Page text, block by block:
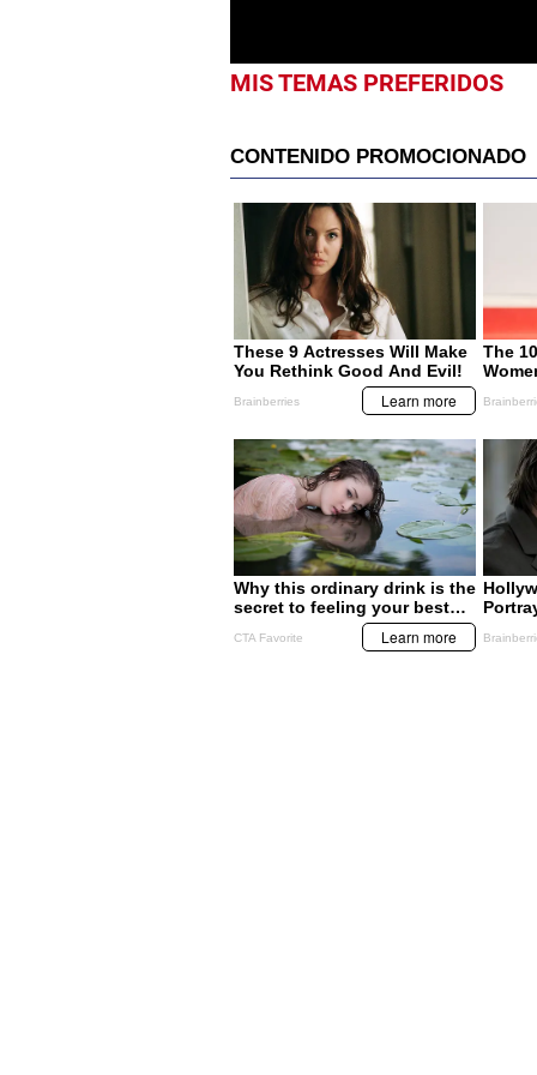
MIS TEMAS PREFERIDOS